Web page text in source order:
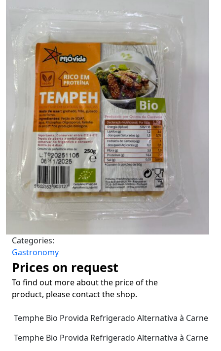
Categories:
Gastronomy
Prices on request
To find out more about the price of the
product, please contact the shop.
Temphe Bio Provida Refrigerado Alternativa à Carne
Temphe Bio Provida Refrigerado Alternativa à Carne